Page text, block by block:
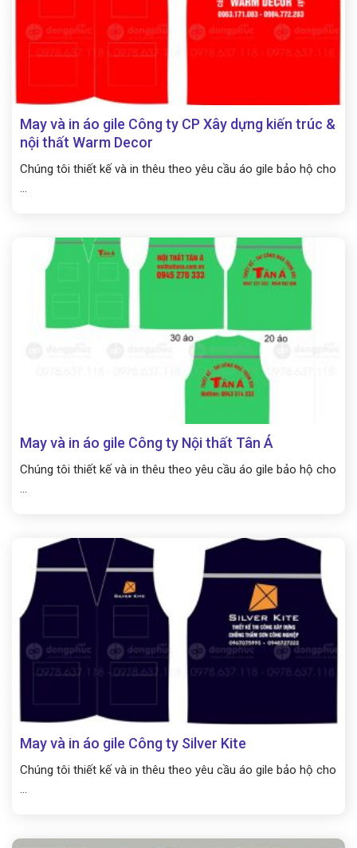
May và in áo gile Công ty CP Xây dựng kiến trúc &
nội thất Warm Decor
Chúng tôi thiết kế và in thêu theo yêu cầu áo gile bảo hộ cho
...
May và in áo gile Công ty Nội thất Tân Á
Chúng tôi thiết kế và in thêu theo yêu cầu áo gile bảo hộ cho
...
May và in áo gile Công ty Silver Kite
Chúng tôi thiết kế và in thêu theo yêu cầu áo gile bảo hộ cho
...